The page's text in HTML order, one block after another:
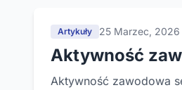
Artykuły 25 Marzec, 2026
Aktywność
Aktywność zawodowa